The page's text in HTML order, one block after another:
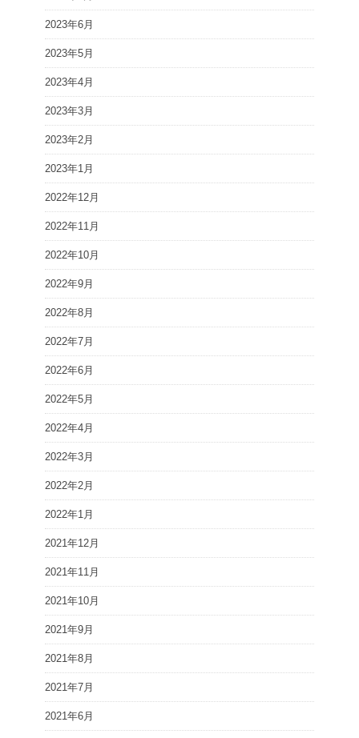
2023年6月
2023年5月
2023年4月
2023年3月
2023年2月
2023年1月
2022年12月
2022年11月
2022年10月
2022年9月
2022年8月
2022年7月
2022年6月
2022年5月
2022年4月
2022年3月
2022年2月
2022年1月
2021年12月
2021年11月
2021年10月
2021年9月
2021年8月
2021年7月
2021年6月